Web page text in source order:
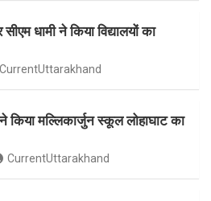
ar
e
धामी ने किया विद्यालयों का
CurrentUttarakhand
किया मल्लिकार्जुन स्कूल लोहाघाट का
CurrentUttarakhand